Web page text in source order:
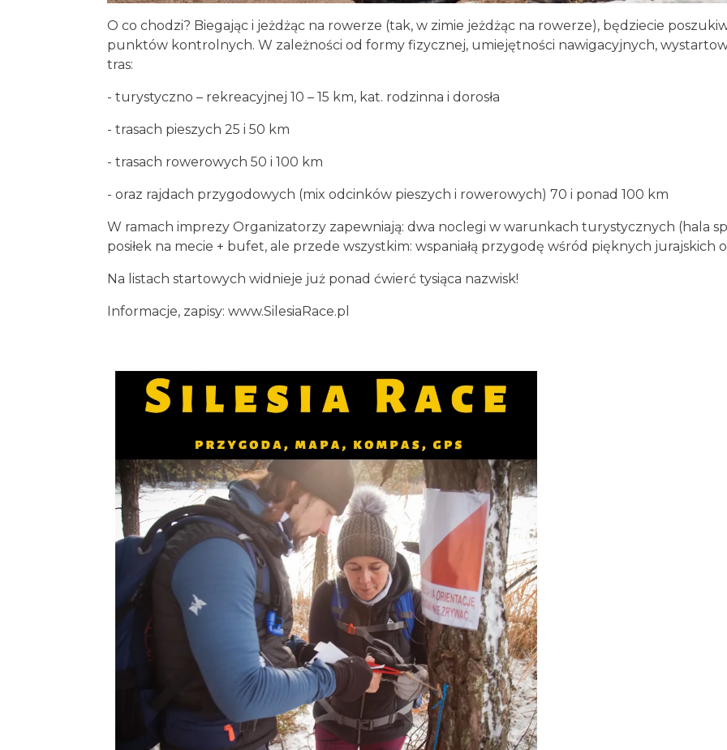
O co chodzi? Biegając i jeżdżąc na rowerze (tak, w zimie jeżdżąc na rowerze), będziecie
punktów kontrolnych. W zależności od formy fizycznej, umiejętności nawigacyjnych,
tras:
- turystyczno – rekreacyjnej 10 – 15 km, kat. rodzinna i dorosła
- trasach pieszych 25 i 50 km
- trasach rowerowych 50 i 100 km
- oraz rajdach przygodowych (mix odcinków pieszych i rowerowych) 70 i ponad 100 km
W ramach imprezy Organizatorzy zapewniają: dwa noclegi w warunkach turystycznych (hala
posiłek na mecie + bufet, ale przede wszystkim: wspaniałą przygodę wśród pięknych jurajskich
Na listach startowych widnieje już ponad ćwierć tysiąca nazwisk!
Informacje, zapisy: www.SilesiaRace.pl